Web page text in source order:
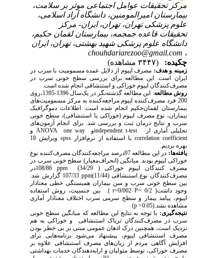
مرکز تحقیقات عوامل اجتماعی موثر بر سلامت،
بیمارستان امیرالمومنین، دانشگاه آزاد اسلامی،
علوم پزشکی تهران، تهران، ایران- مرکز
تحقیقات قاعده جمجمه، بیمارستان لقمان حکیم،
دانشگاه علوم پزشکی شهید بهشتی، تهران، ایران
chouhdariarezoo@gmail.com
چکیده:
زمینه و هدف:مصرف اپیوم از دلایل عمده مسمومیت با سرب در
ایران است. این مطالعه برای بررسی سطح خونی سرب در
مصرف‌کنندگان اپیوم خوراکی و استنشاقی انجام شده است.
روش مطالعه
: این مطالعه گذشته‌نگر در یک‌سال 1396-1395،روی
200 فرد مصرف‌کننده اپیوم مراجعه‌کننده به مرکز مسمومیت‌های
بیمارستان لقمان‌حکیم انجام شده است. اطلاعات دموگرافیک
بیماران، نوع مصرف اپیوم (خوراکی یا استنشاقی)، سطح خونی
سرب و نتایج درمان ثبت و بررسی شد. برای انجام آزمون‌های
تحلیلی آماری از
independent t-testوone way
ANOVAو
correlation coefficientبا استفاده از نرم‌افزار spss
ویرایش 18
بهره بردیم.
یافته‌ها:
در این مطالعه 97درصد مراجعه‌کنندگان مصرف‌کننده نوع
خوراکی اپیوم بودند. میانگین (انحراف‌معیار) سطح خونی سرب در
مصرف کنندگان اپیوم خوراکی ( 34/29)
ppm
108/86در
مصرف‌کنندگان نوع استنشاقی (11/44)
ppm
107/33 گزارش شد.
بین سطح خونی سرب و سن بیماران همبستگی خطی معنادار
وجود داشت( 0/2
P=
0/002
.( r=بین جنسیت، روش استفاده
اپیوم، پیامد بیمار و سطح سرمی سرب اختلاف معنادار آماری
مشاهده نشد(p >0.05).
نتیجه‌گیری:با توجه به نتایج این مطالعه که میانگین سطح خونی
سرب در مصرف‌کنندگان تریاک استنشاقی و خوراکی به هم
نزدیک است، همچنین درک اذهان عمومی مبنی بر بی خطر بودن
مصرف استنشاقی اپیوم، پیشنهاد می‌شود برنامه‌هایی برای
افزایش آگاهی مردم از زیان‌های مصرف استنشاقی علاوه بر
مصرف خوراکی، توسط متولیان و ارایه‌دهندگان خدمات بهداشتی